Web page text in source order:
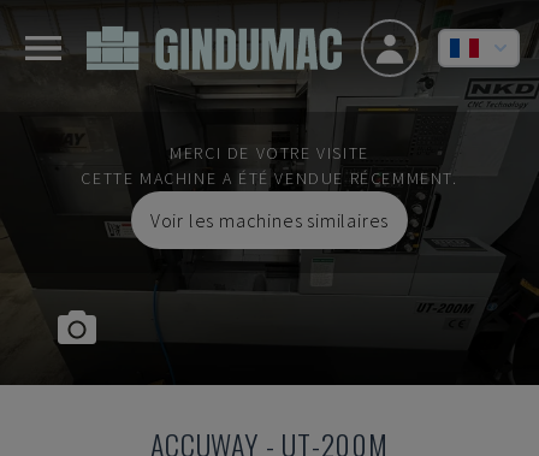
MERCI DE VOTRE VISITE
CETTE MACHINE A ÉTÉ VENDUE RÉCEMMENT.
Voir les machines similaires
ACCUWAY - UT-200M